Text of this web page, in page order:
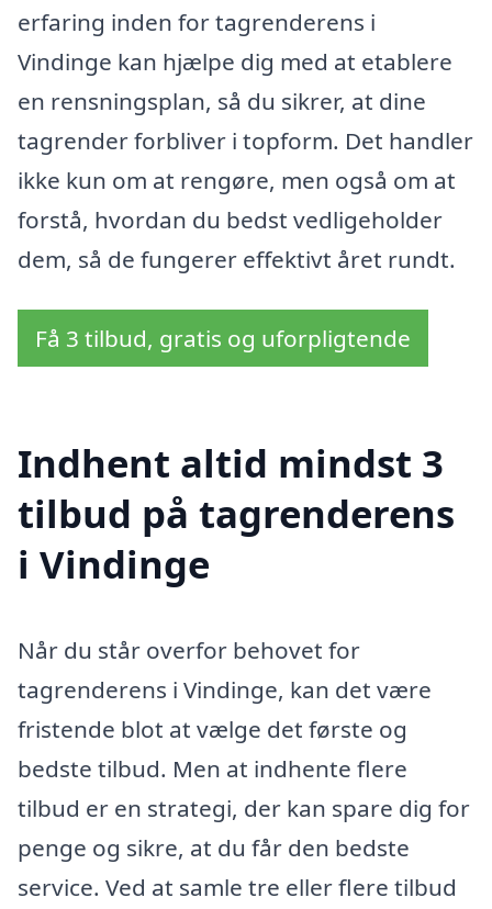
erfaring inden for tagrenderens i
Vindinge kan hjælpe dig med at etablere
en rensningsplan, så du sikrer, at dine
tagrender forbliver i topform. Det handler
ikke kun om at rengøre, men også om at
forstå, hvordan du bedst vedligeholder
dem, så de fungerer effektivt året rundt.
Få 3 tilbud, gratis og uforpligtende
Indhent altid mindst 3
tilbud på tagrenderens
i Vindinge
Når du står overfor behovet for
tagrenderens i Vindinge, kan det være
fristende blot at vælge det første og
bedste tilbud. Men at indhente flere
tilbud er en strategi, der kan spare dig for
penge og sikre, at du får den bedste
service. Ved at samle tre eller flere tilbud